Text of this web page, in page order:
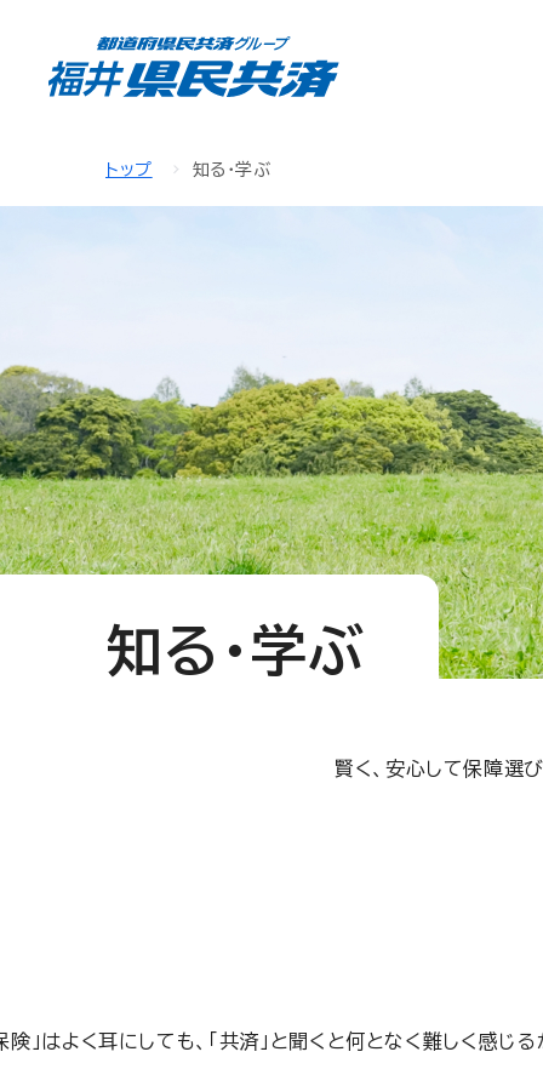
トップ 知る・学ぶ
知る・学ぶ
賢く、安心して保障選
」はよく耳にしても、「共済」と聞くと何となく難しく感じる